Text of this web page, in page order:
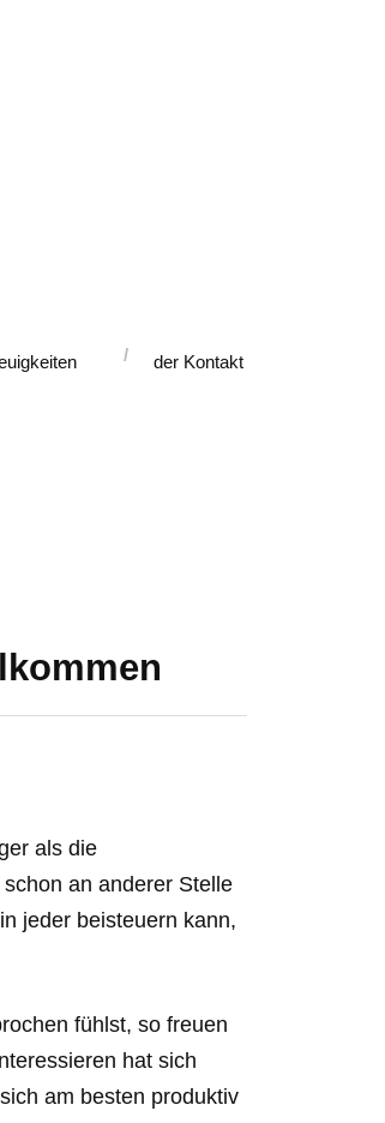
der Kontakt
als die
an anderer Stelle
jeder beisteuern kann,
fühlst, so freuen
hat sich
am besten produktiv